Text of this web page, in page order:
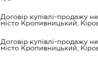
Договір купівлі-продажу
місто Кропивницький,
Договір купівлі-продажу
місто Кропивницький,